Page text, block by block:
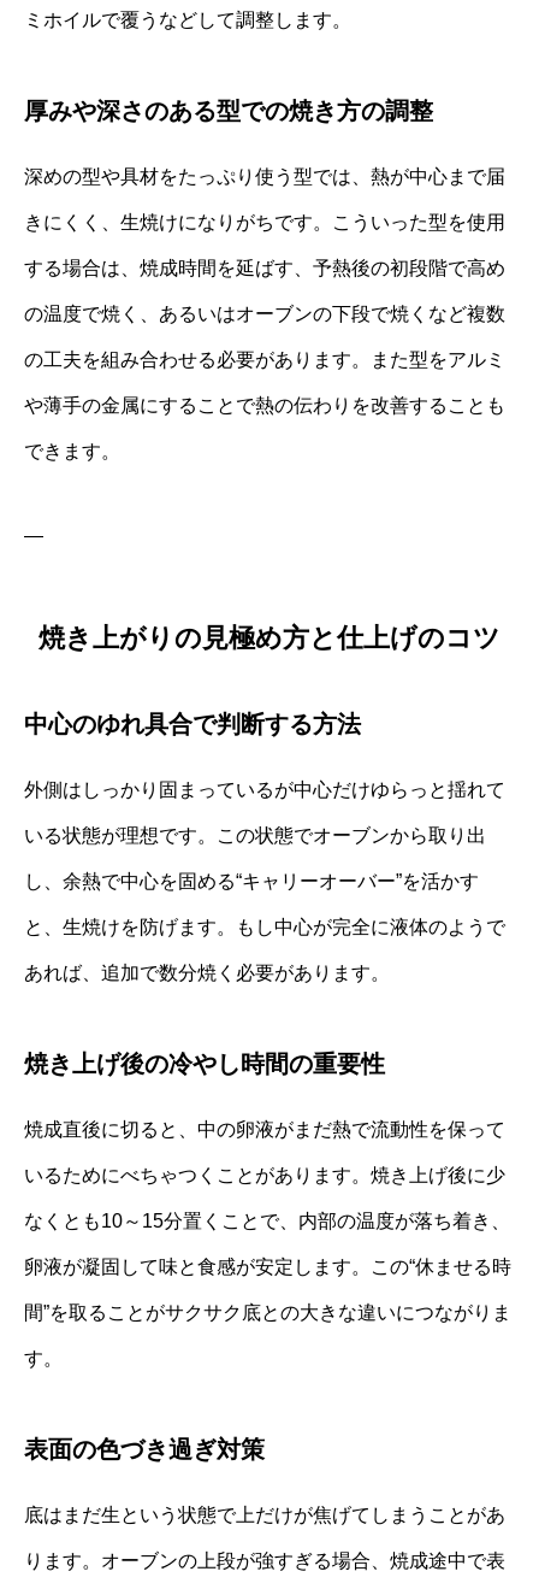
ミホイルで覆うなどして調整します。
厚みや深さのある型での焼き方の調整
深めの型や具材をたっぷり使う型では、熱が中心まで届
きにくく、生焼けになりがちです。こういった型を使用
する場合は、焼成時間を延ばす、予熱後の初段階で高め
の温度で焼く、あるいはオーブンの下段で焼くなど複数
の工夫を組み合わせる必要があります。また型をアルミ
や薄手の金属にすることで熱の伝わりを改善することも
できます。
—
焼き上がりの見極め方と仕上げのコツ
中心のゆれ具合で判断する方法
外側はしっかり固まっているが中心だけゆらっと揺れて
いる状態が理想です。この状態でオーブンから取り出
し、余熱で中心を固める“キャリーオーバー”を活かす
と、生焼けを防げます。もし中心が完全に液体のようで
あれば、追加で数分焼く必要があります。
焼き上げ後の冷やし時間の重要性
焼成直後に切ると、中の卵液がまだ熱で流動性を保って
いるためにべちゃつくことがあります。焼き上げ後に少
なくとも10～15分置くことで、内部の温度が落ち着き、
卵液が凝固して味と食感が安定します。この“休ませる時
間”を取ることがサクサク底との大きな違いにつながりま
す。
表面の色づき過ぎ対策
底はまだ生という状態で上だけが焦げてしまうことがあ
ります。オーブンの上段が強すぎる場合、焼成途中で表